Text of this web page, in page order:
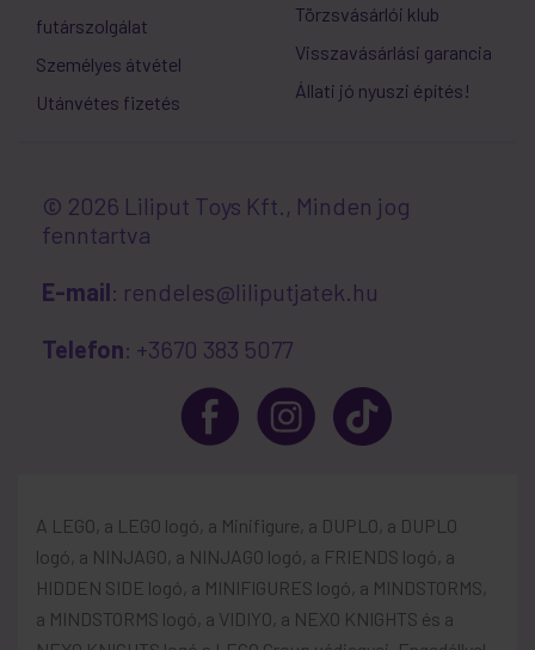
futárszolgálat
Személyes átvétel
Utánvétes fizetés
Törzsvásárlói klub
Visszavásárlási garancia
Állati jó nyuszi építés!
© 2026 Liliput Toys Kft., Minden jog
fenntartva
E-mail: rendeles@liliputjatek.hu
Telefon: +3670 383 5077
A LEGO, a LEGO logó, a Minifigure, a DUPLO, a DUPLO
logó, a NINJAGO, a NINJAGO logó, a FRIENDS logó, a
HIDDEN SIDE logó, a MINIFIGURES logó, a MINDSTORMS,
a MINDSTORMS logó, a VIDIYO, a NEXO KNIGHTS és a